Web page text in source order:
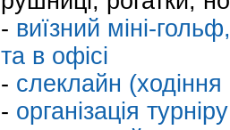
- виїзний міні-
та в офісі
- слеклайн (ходіння
- організація